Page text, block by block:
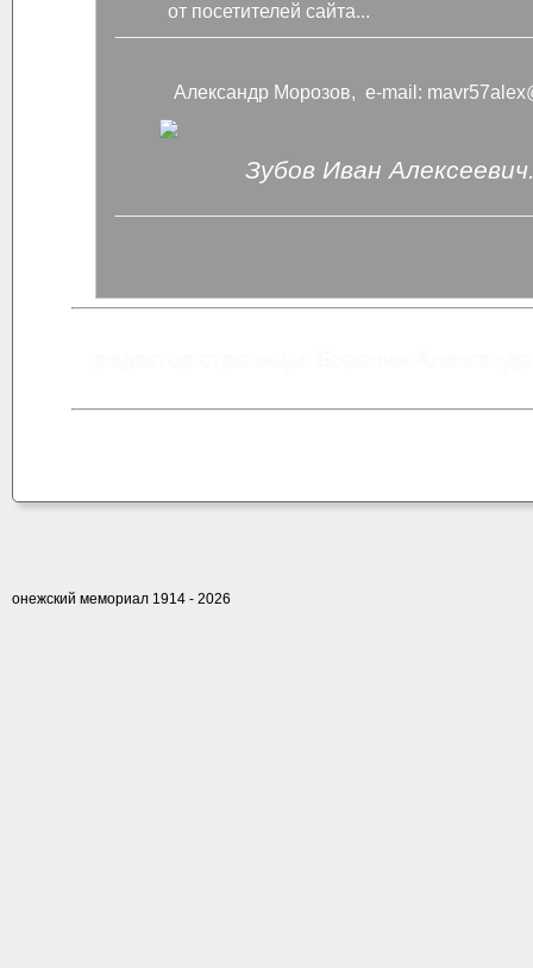
от посетителей сайта...
Александр Морозов, e-mail:
Зубов Иван
онежский мемориал 1914 - 2026